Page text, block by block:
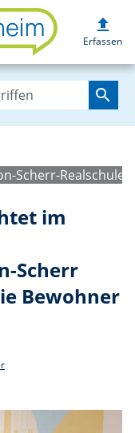
upload
Erfassen
search
Scherr-Realschule
im
Scherr
Bewohner